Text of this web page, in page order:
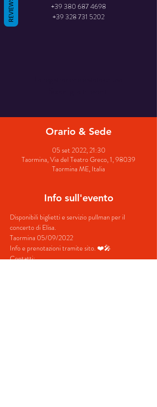
+39 380 687 4698
+39 328 731 5202
Orario & Sede
05 set 2022, 21:30
Taormina, Via del Teatro Greco, 1, 98039
Taormina ME, Italia
Info sull'evento
Disponibili biglietti e servizio pullman per il
concerto di Elisa.
Taormina 05/09/2022
Info e prenotazioni tramite sito. ❤️🎤
Contatti:
REVIEWS